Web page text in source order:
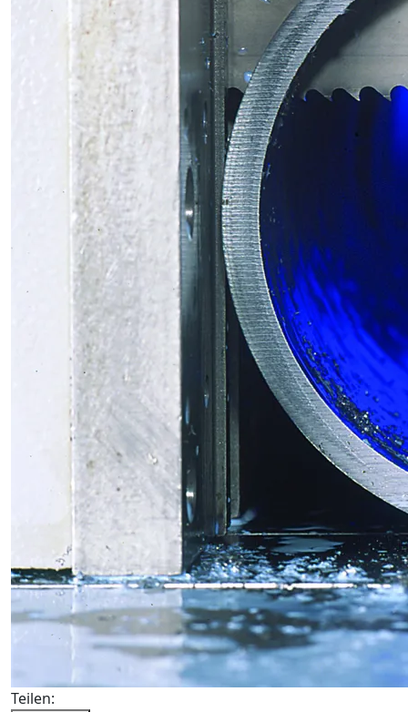
Teilen: